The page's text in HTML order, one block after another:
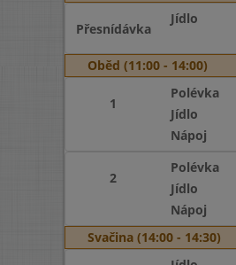
Přesnídávka
Jídlo
Oběd (11:00 - 14:00)
1
Polévka
Jídlo
Nápoj
2
Polévka
Jídlo
Nápoj
Svačina (14:00 - 14:30)